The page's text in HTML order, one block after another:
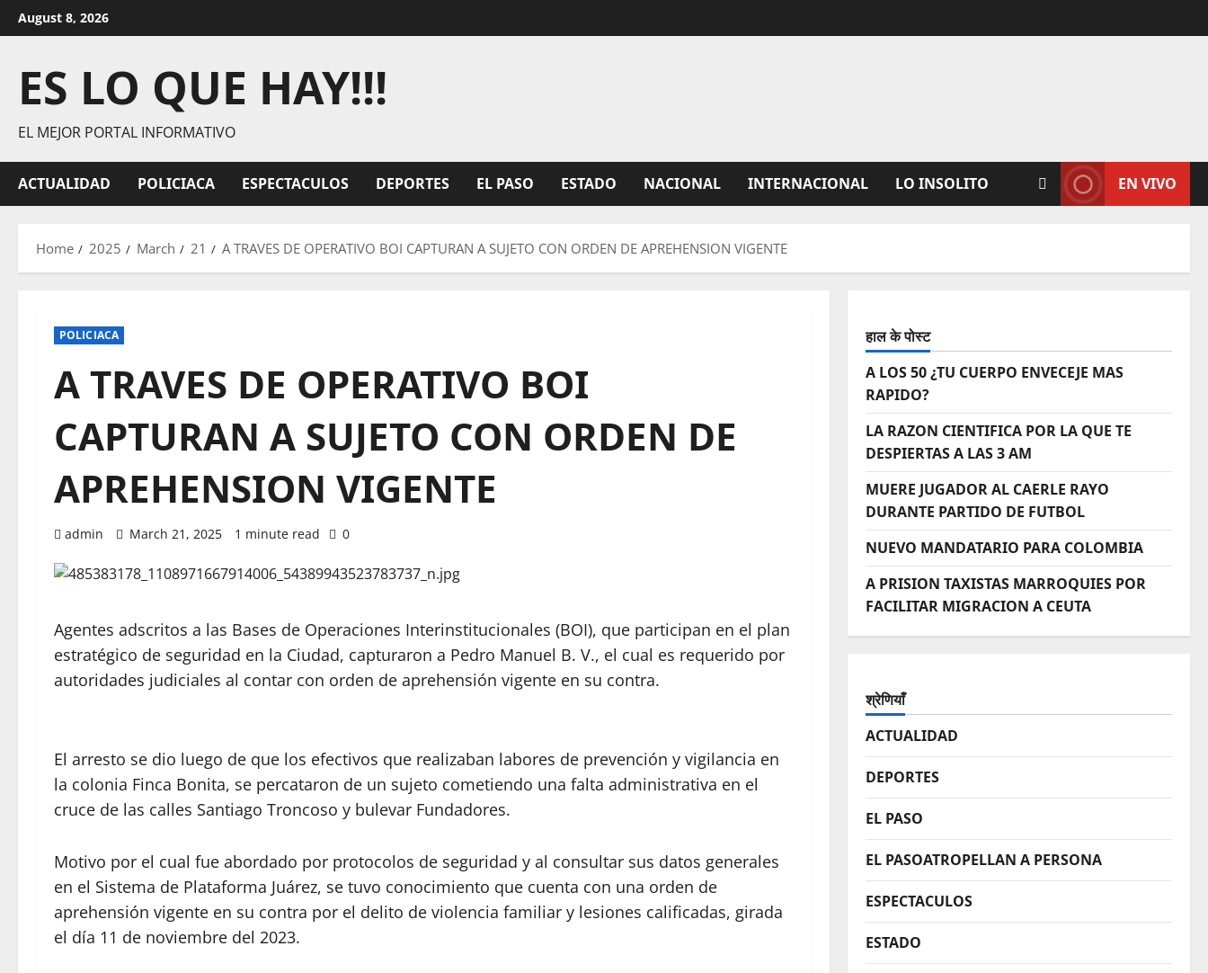
Skip
to
August 8, 2026
ES LO QUE HAY!!!
EL MEJOR PORTAL INFORMATIVO
ACTUALIDAD POLICIACA ESPECTACULOS DEPORTES EL PASO ESTADO NACIONAL INTERNACIONAL LO INSOLITO EN VIVO
Home 2025 March 21 A TRAVES DE OPERATIVO BOI CAPTURAN A SUJETO CON ORDEN DE APREHENSION VIGENTE
POLICIACA
A TRAVES DE OPERATIVO BOI
CAPTURAN A SUJETO CON ORDEN DE
APREHENSION VIGENTE
admin March 21, 2025 1 minute read 0
Agentes adscritos a las Bases de Operaciones Interinstitucionales (BOI), que participan en el plan
estratégico de seguridad en la Ciudad, capturaron a Pedro Manuel B. V., el cual es requerido por
autoridades judiciales al contar con orden de aprehensión vigente en su contra.
El arresto se dio luego de que los efectivos que realizaban labores de prevención y vigilancia en
la colonia Finca Bonita, se percataron de un sujeto cometiendo una falta administrativa en el
cruce de las calles Santiago Troncoso y bulevar Fundadores.
Motivo por el cual fue abordado por protocolos de seguridad y al consultar sus datos generales
en el Sistema de Plataforma Juárez, se tuvo conocimiento que cuenta con una orden de
aprehensión vigente en su contra por el delito de violencia familiar y lesiones calificadas, girada
el día 11 de noviembre del 2023.
हाल के पोस्ट
A LOS 50 ¿TU CUERPO ENVECEJE MAS
RAPIDO?
LA RAZON CIENTIFICA POR LA QUE TE
DESPIERTAS A LAS 3 AM
MUERE JUGADOR AL CAERLE RAYO
DURANTE PARTIDO DE FUTBOL
NUEVO MANDATARIO PARA COLOMBIA
A PRISION TAXISTAS MARROQUIES POR
FACILITAR MIGRACION A CEUTA
श्रेणियाँ
ACTUALIDAD
DEPORTES
EL PASO
EL PASOATROPELLAN A PERSONA
ESPECTACULOS
ESTADO